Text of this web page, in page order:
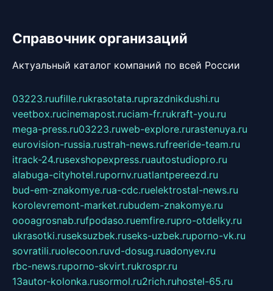
Справочник организаций
Актуальный каталог компаний по всей России
03223.ruufille.rukrasotata.ruprazdnikdushi.ru
veetbox.rucinemapost.ruciam-fr.rukraft-you.ru
mega-press.ru03223.ruweb-explore.rurastenuya.ru
eurovision-russia.rustrah-news.rufreeride-team.ru
itrack-24.rusexshopexpress.ruautostudiopro.ru
alabuga-cityhotel.rupornv.ruatlantpereezd.ru
bud-em-znakomye.rua-cdc.ruelektrostal-news.ru
korolevremont-market.rubudem-znakomye.ru
oooagrosnab.rufpodaso.ruemfire.rupro-otdelky.ru
ukrasotki.ruseksuzbek.ruseks-uzbek.ruporno-vk.ru
sovratili.ruolecoon.ruvd-dosug.ruadonyev.ru
rbc-news.ruporno-skvirt.rukrospr.ru
13autor-kolonka.rusormol.ru2rich.ruhostel-65.ru